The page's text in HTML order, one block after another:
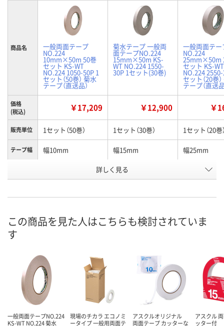
商品名 一般両面テープ
NO.224
10mm×50m 50巻
セット KS-WT
NO.224 1050-50P 1
セット（50巻） 菊水
テープ（直送品）
菊水テープ 一般両
面テープNO.224
15mm×50m KS-
WT NO.224 1550-
30P 1セット(30巻)
一般両面テー
NO.224
25mm×50m
セット KS-WT
NO.224
セット（20巻
テープ（直送品
価格
(税込)
￥17,209 ￥12,900 ￥
販売単位 1セット（50巻） 1セット（30巻） 1セット（20巻
テープ幅 幅10mm 幅15mm 幅25mm
P404495 P404497
カゴへ
販売停止中
詳しく見る
この商品を見た人はこちらも検討されていま
す
一般両面テープNO.224
KS-WT NO.224 菊水
現場のチカラ エコノミ
ータイプ 一般用両面テ
アスクルオリジナル
両面テープ カッターな
アスクル
ッター付